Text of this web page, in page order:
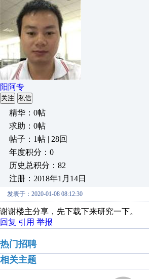
阳阿专
关注 私信
精华：0帖
求助：0帖
帖子：1帖 | 28回
年度积分：0
历史总积分：82
注册：2018年1月14日
发表于：2020-01-08 08:12:30
谢谢楼主分享，先下载下来研究一下。
回复 引用 举报
热门招聘
相关主题